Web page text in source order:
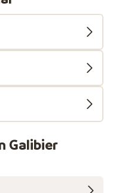
Galibier